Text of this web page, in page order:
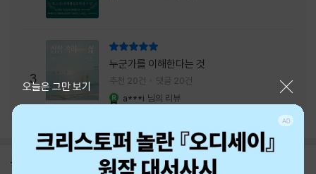
3
누군가를 이해한다는 것
추천 20건 댓글 20건
a***i 님의 리뷰
공지 26년 NBCI 수상 안내
오늘은 그만 보기